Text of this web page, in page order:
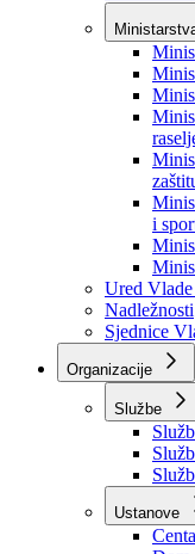
Vlada BPK
Premijer
Članovi
i
Ured
Nadležnosti
Sjednice
Organizacije
Službe